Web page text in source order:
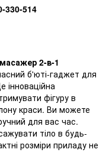
330-514
2-в-1
б'юті-гаджет для
інноваційна
фігуру в
краси. Ви можете
для вас час.
тіло в будь-
розміри приладу не